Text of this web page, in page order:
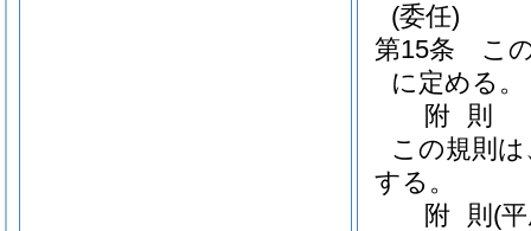
(委任)
第15条
こ
に定める。
附 則
この規則
する。
附 則 (